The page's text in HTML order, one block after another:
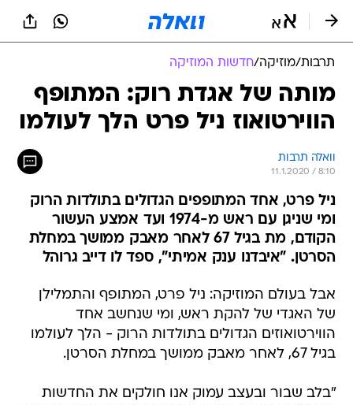
תרבות/מוזיקה/חדשות המוזיקה
מותה של אגדת רוק: המתופף
הווירטואוז ניל פרט הלך לעולמו
וואלה תרבות
11.1.2020 / 8:10
ניל פרט, אחד המתופפים הגדולים בתולדות הרוק
ומי שניגן עם ראש מ-1974 ועד אמצע העשור
הקודם, מת בגיל 67 לאחר מאבק ממושך במחלת
הסרטן. "איבדנו ענק אמיתי", ספד לו דייב גרוהל
אבל בעולם המוזיקה: ניל פרט, המתופף והתמלילן
של האגדי של להקת ראש, ומי שנחשב אחד
הווירטואוזים הגדולים בתולדות הרוק - הלך לעולמו
בגיל 67, לאחר מאבק ממושך במחלת הסרטן.
"בלב שבור ובעצב עמוק אנו חולקים את החדשות